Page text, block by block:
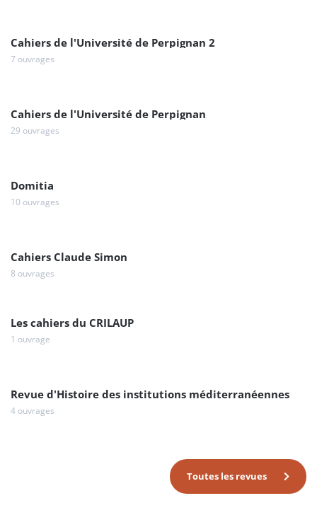
Cahiers de l'Université de Perpignan 2
7 ouvrages
Cahiers de l'Université de Perpignan
29 ouvrages
Domitia
10 ouvrages
Cahiers Claude Simon
8 ouvrages
Les cahiers du CRILAUP
1 ouvrage
Revue d'Histoire des institutions méditerranéennes
4 ouvrages
Toutes les revues